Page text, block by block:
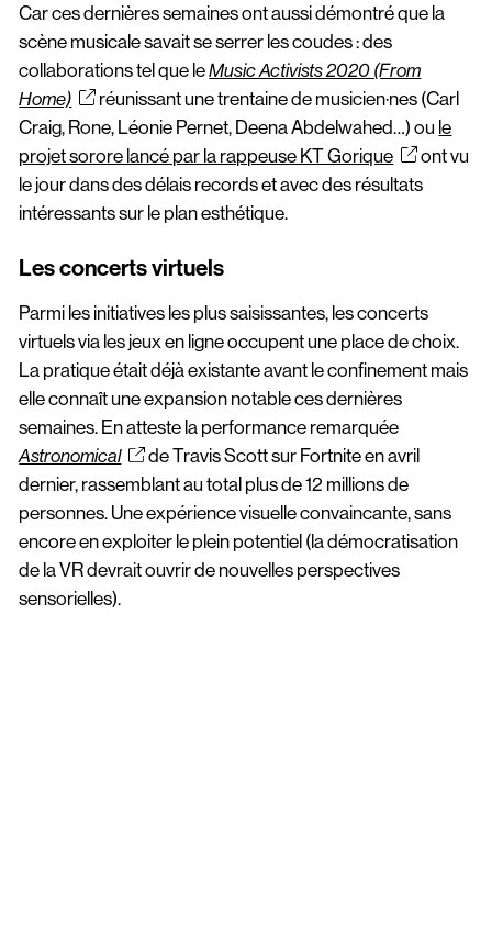
Car ces dernières semaines ont aussi démontré que la
scène musicale savait se serrer les coudes : des
collaborations tel que leMusic Activists 2020 (From
Home)
réunissant une trentaine de musicien·nes (Carl
Craig, Rone, Léonie Pernet, Deena Abdelwahed…) ou le
projet sorore lancé par la rappeuse KT Gorique
ont vu
le jour dans des délais records et avec des résultats
intéressants sur le plan esthétique.
Les concerts virtuels
Parmi les initiatives les plus saisissantes, les concerts
virtuels via les jeux en ligne occupent une place de choix.
La pratique était déjà existante avant le confinement mais
elle connaît une expansion notable ces dernières
semaines. En atteste la performance remarquée
Astronomical
de Travis Scott sur Fortnite en avril
dernier, rassemblant au total plus de 12 millions de
personnes. Une expérience visuelle convaincante, sans
encore en exploiter le plein potentiel (la démocratisation
de la VR devrait ouvrir de nouvelles perspectives
sensorielles).